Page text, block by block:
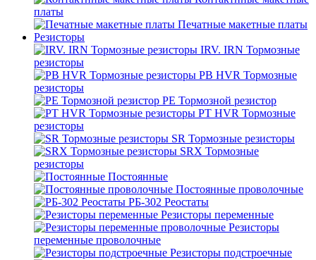
платы
Печатные макетные платы
Резисторы
IRV. IRN Тормозные
резисторы
PB HVR Тормозные
резисторы
PE Тормозной резистор
PT HVR Тормозные
резисторы
SR Тормозные резисторы
SRX Тормозные
резисторы
Постоянные
Постоянные проволочные
РБ-302 Реостаты
Резисторы переменные
Резисторы
переменные проволочные
Резисторы подстроечные